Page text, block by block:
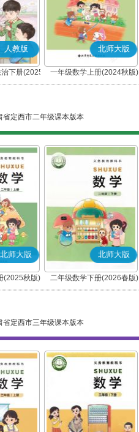
人教版
下册(2025
版)
北师大版
一年级数学上册(2024秋版)
省定西市二年级课本版本
北师大版
(2025秋版)
北师大版
二年级数学下册(2026春版)
省定西市三年级课本版本